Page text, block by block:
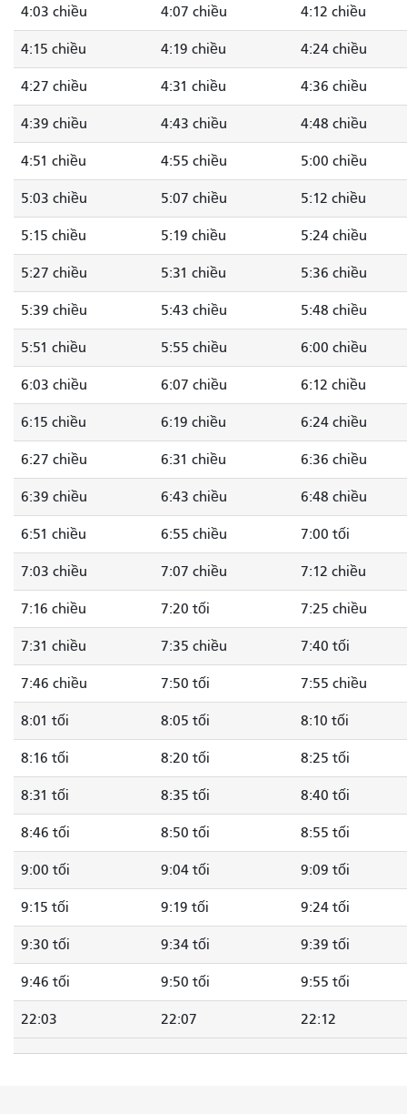
4:03 chiều 4:07 chiều 4:12 chiều
4:15 chiều 4:19 chiều 4:24 chiều
4:27 chiều 4:31 chiều 4:36 chiều
4:39 chiều 4:43 chiều 4:48 chiều
4:51 chiều 4:55 chiều 5:00 chiều
5:03 chiều 5:07 chiều 5:12 chiều
5:15 chiều 5:19 chiều 5:24 chiều
5:27 chiều 5:31 chiều 5:36 chiều
5:39 chiều 5:43 chiều 5:48 chiều
5:51 chiều 5:55 chiều 6:00 chiều
6:03 chiều 6:07 chiều 6:12 chiều
6:15 chiều 6:19 chiều 6:24 chiều
6:27 chiều 6:31 chiều 6:36 chiều
6:39 chiều 6:43 chiều 6:48 chiều
6:51 chiều 6:55 chiều 7:00 tối
7:03 chiều 7:07 chiều 7:12 chiều
7:16 chiều 7:20 tối 7:25 chiều
7:31 chiều 7:35 chiều 7:40 tối
7:46 chiều 7:50 tối 7:55 chiều
8:01 tối 8:05 tối 8:10 tối
8:16 tối 8:20 tối 8:25 tối
8:31 tối 8:35 tối 8:40 tối
8:46 tối 8:50 tối 8:55 tối
9:00 tối 9:04 tối 9:09 tối
9:15 tối 9:19 tối 9:24 tối
9:30 tối 9:34 tối 9:39 tối
9:46 tối 9:50 tối 9:55 tối
22:03 22:07 22:12